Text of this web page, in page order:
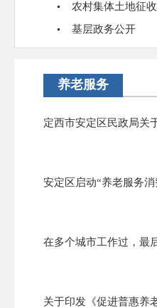
农村集体土地征收
基层政务公开
养老服务